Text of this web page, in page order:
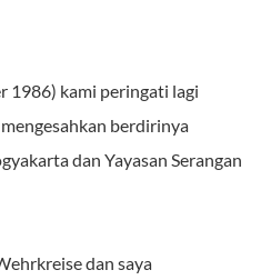
1986) kami peringati lagi
berdirinya
dan Yayasan Serangan
dan saya